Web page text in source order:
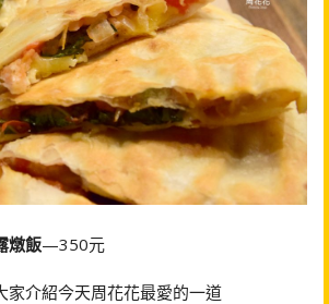
燉飯—350元
家介紹今天周花花最愛的一道